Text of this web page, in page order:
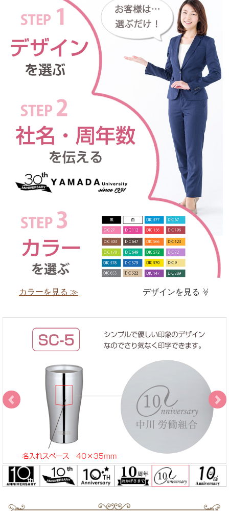
デザインを見る ≫
カラーを見る ≫